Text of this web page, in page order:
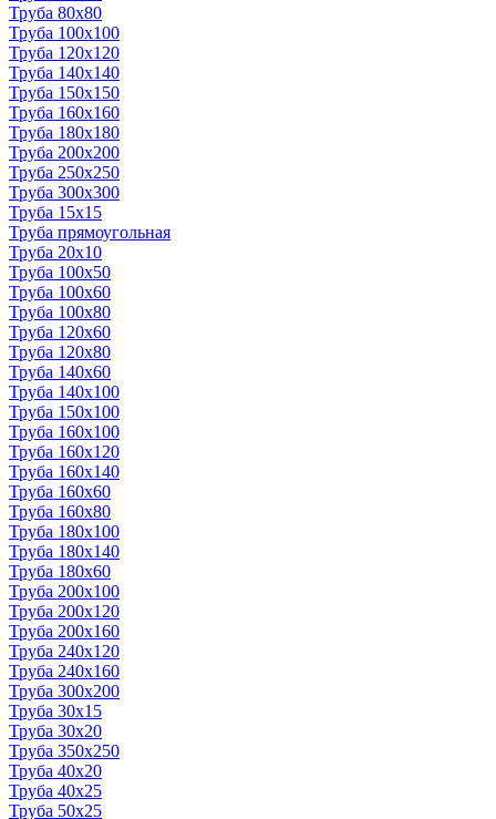
Труба 80x80
Труба 100x100
Труба 120x120
Труба 140x140
Труба 150x150
Труба 160x160
Труба 180x180
Труба 200x200
Труба 250x250
Труба 300x300
Труба 15x15
Труба прямоугольная
Труба 20x10
Труба 100x50
Труба 100x60
Труба 100x80
Труба 120x60
Труба 120x80
Труба 140x60
Труба 140x100
Труба 150x100
Труба 160x100
Труба 160x120
Труба 160x140
Труба 160x60
Труба 160x80
Труба 180x100
Труба 180x140
Труба 180x60
Труба 200x100
Труба 200x120
Труба 200x160
Труба 240x120
Труба 240x160
Труба 300x200
Труба 30x15
Труба 30x20
Труба 350x250
Труба 40x20
Труба 40x25
Труба 50x25